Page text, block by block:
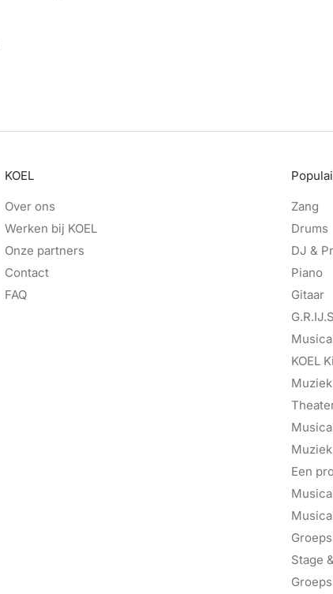
KOEL
Over ons
Werken bij KOEL
Onze partners
Contact
FAQ
Zang
Drums
DJ &
Piano
Gitaar
KOEL
Een
Stage